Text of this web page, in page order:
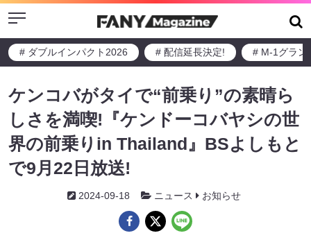
Menu
# ダブルインパクト2026 # 配信延長決定! # M-1グラン
ケンコバがタイで“前乗り”の素晴ら
しさを満喫!『ケンドーコバヤシの世
界の前乗りin Thailand』BSよしもと
で9月22日放送!
2024-09-18 ニュース お知らせ